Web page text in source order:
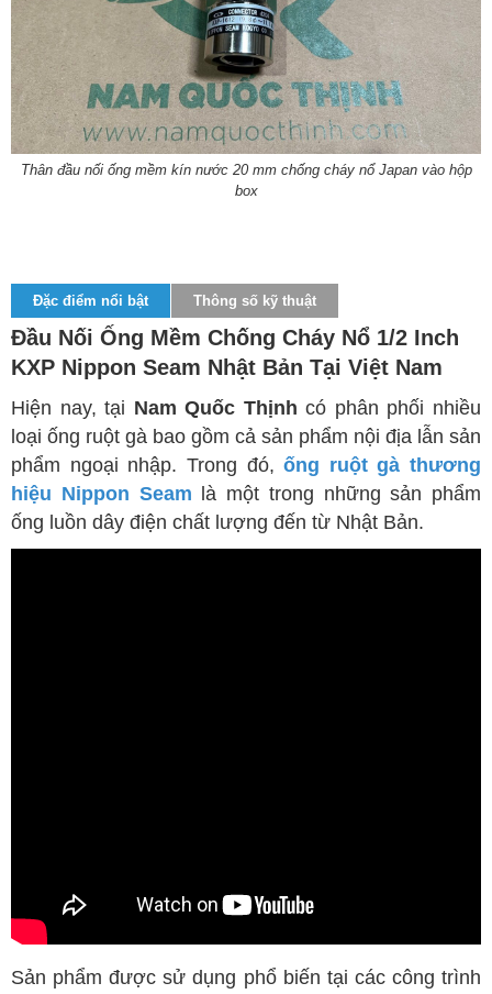
Thân đầu nối ống mềm kín nước 20 mm chống cháy nổ Japan vào hộp
box
Đặc điểm nổi bật Thông số kỹ thuật
Đầu Nối Ống Mềm Chống Cháy Nổ 1/2 Inch
KXP Nippon Seam Nhật Bản Tại Việt Nam
Hiện nay, tại Nam Quốc Thịnh có phân phối nhiều
loại ống ruột gà bao gồm cả sản phẩm nội địa lẫn sản
phẩm ngoại nhập. Trong đó,ống ruột gà thương
hiệu Nippon Seam là một trong những sản phẩm
ống luồn dây điện chất lượng đến từ Nhật Bản.
Sản phẩm được sử dụng phổ biến tại các công trình